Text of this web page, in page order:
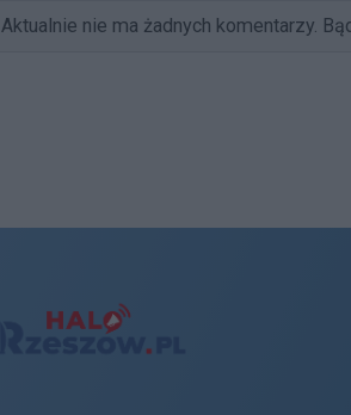
Aktualnie nie ma żadnych komentarzy.